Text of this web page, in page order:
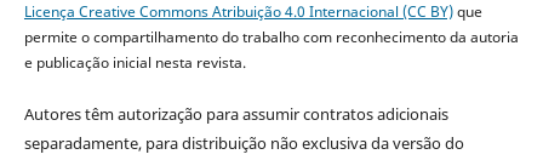
Licença Creative Commons Atribuição 4.0 Internacional (CC BY)que
permite o compartilhamento do trabalho com reconhecimento da autoria
e publicação inicial nesta revista.
Autores têm autorização para assumir contratos adicionais
separadamente, para distribuição não exclusiva da versão do